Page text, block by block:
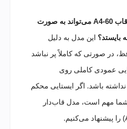
آیا کلیربوک بدون قاب A4-60 می‌تواند به صورت
این مدل به دلیل
در صورتی که کاملاً پر نباشد
عمودی کاملی روی
باشد. اگر ایستایی محکم
مهم است، مدل قاب‌دار